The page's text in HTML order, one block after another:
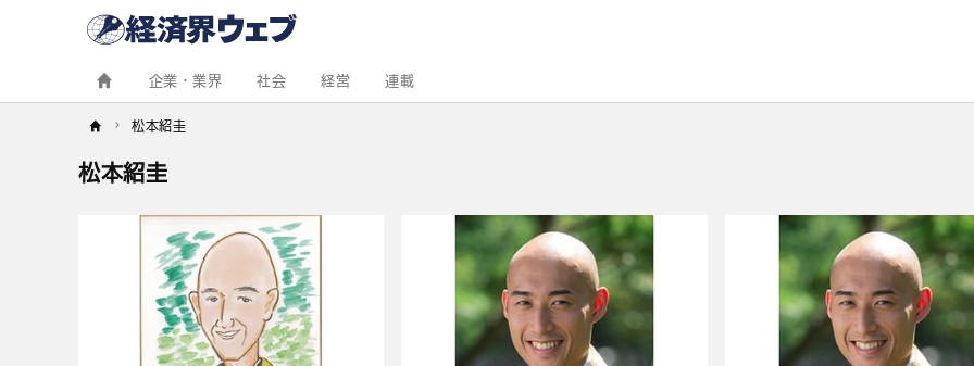
企業・業界 社会 経営 連載
松本紹圭
松本紹圭